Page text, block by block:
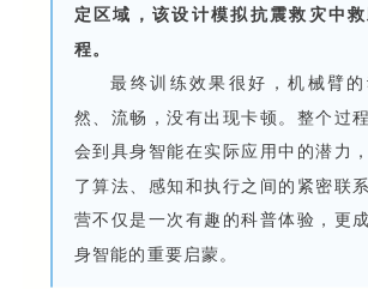
定区域，该设计模拟抗震救灾中
程。
最终训练效果很好，机械臂
然、流畅，没有出现卡顿。整个过
会到具身智能在实际应用中的潜力
了算法、感知和执行之间的紧密联
营不仅是一次有趣的科普体验，更
身智能的重要启蒙。